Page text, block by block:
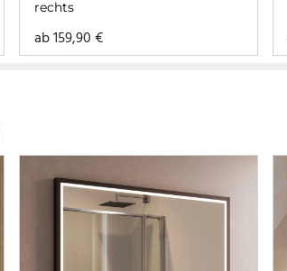
rechts
ab159,90€